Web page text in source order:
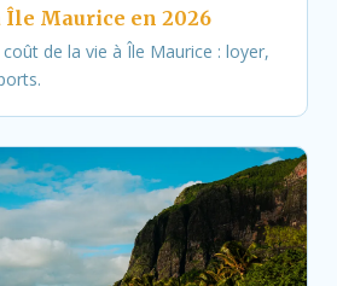
Île Maurice en 2026
de la vie à Île Maurice : loyer,